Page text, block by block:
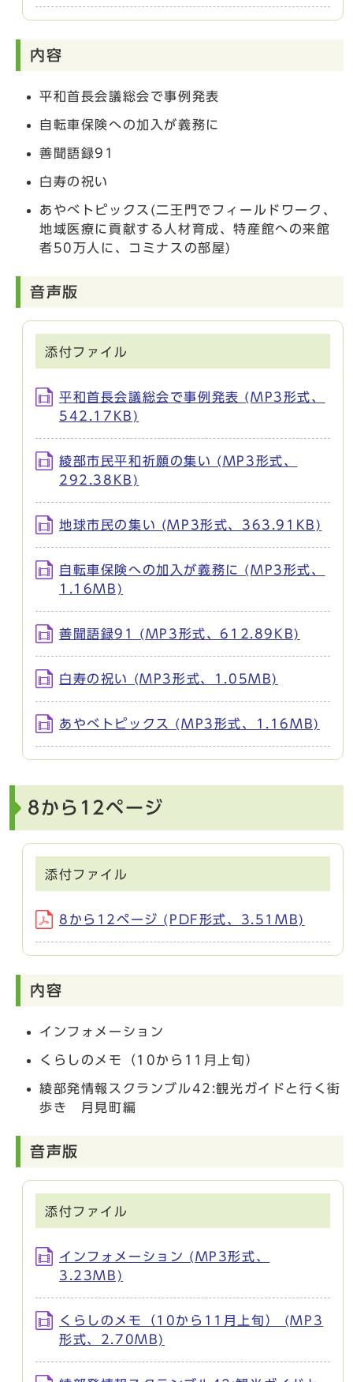
内容
平和首長会議総会で事例発表
自転車保険への加入が義務に
善聞語録91
白寿の祝い
あやべトピックス(二王門でフィールドワーク、
地域医療に貢献する人材育成、特産館への来館
者50万人に、コミナスの部屋)
音声版
添付ファイル
平和首長会議総会で事例発表 (MP3形式、
542.17KB)
綾部市民平和祈願の集い (MP3形式、
292.38KB)
地球市民の集い (MP3形式、363.91KB)
自転車保険への加入が義務に (MP3形式、
1.16MB)
善聞語録91 (MP3形式、612.89KB)
白寿の祝い (MP3形式、1.05MB)
あやべトピックス (MP3形式、1.16MB)
8から12ページ
添付ファイル
8から12ページ (PDF形式、3.51MB)
内容
インフォメーション
くらしのメモ（10から11月上旬）
綾部発情報スクランブル42:観光ガイドと行く街
歩き 月見町編
音声版
添付ファイル
インフォメーション (MP3形式、
3.23MB)
くらしのメモ（10から11月上旬） (MP3
形式、2.70MB)